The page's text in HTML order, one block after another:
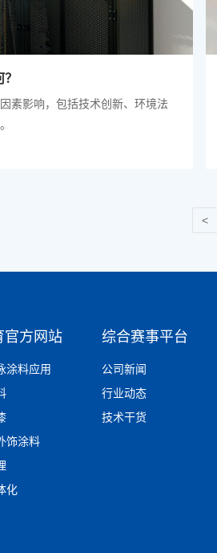
素影响，包括技术创新、环境法
官方网站
涂料应用
饰涂料
化
综合赛事平台
公司新闻
行业动态
技术干货